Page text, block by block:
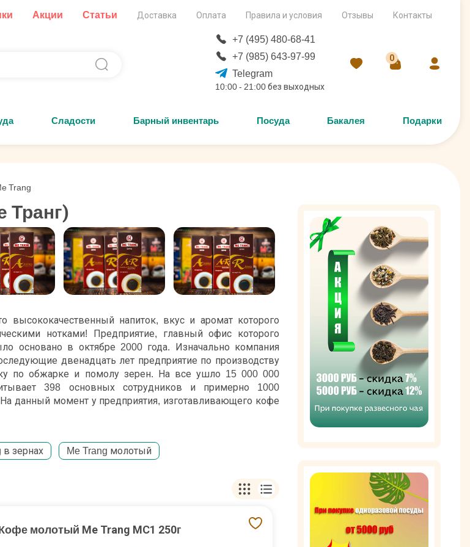
Акции Статьи Доставка Оплата Правила и условия Отзывы Контакты
+7 (495) 480-68-41
+7 (985) 643-97-99
Telegram
10:00 - 21:00 без выходных
0
Сладости Барный инвентарь Посуда Бакалея Подарки
Trang
Транг)
высококачественный напиток, вкус и аромат которого
нотками! Предприятие, главный офис которого
основано в октябре 2000 года. Изначально компания
двенадцать лет предприятие по производству
по обжарке и помолу зерен. На все ушло 15 000 000
398 основных сотрудников и примерно 1000
данный момент у предприятия, изготавливающего кофе
прочего, компания владеет сетью собственных кофеен и
по душе как туристам, так и местным жителям.
модернизацию оборудования на фабрике,
следит за улучшением качества выпускаемой
продукции, а именно кофе Ме Транг. Несмотря
в зернах Me Trang молотый
молотый Me Trang MC1 250г